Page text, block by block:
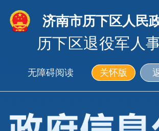
济南市历下区人民
历下区退役军人
无障碍阅读 关怀版